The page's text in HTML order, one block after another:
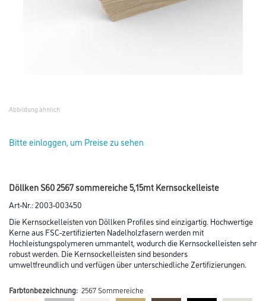
Abbildung ähnlich
Bitte einloggen, um Preise zu sehen
Döllken S60 2567 sommereiche 5,15mt Kernsockelleiste
Art-Nr.:2003-003450
Die Kernsockelleisten von Döllken Profiles sind einzigartig. Hochwertige
Kerne aus FSC-zertifizierten Nadelholzfasern werden mit
Hochleistungspolymeren ummantelt, wodurch die Kernsockelleisten sehr
robust werden. Die Kernsockelleisten sind besonders
umweltfreundlich und verfügen über unterschiedliche Zertifizierungen.
Farbtonbezeichnung: 2567 Sommereiche